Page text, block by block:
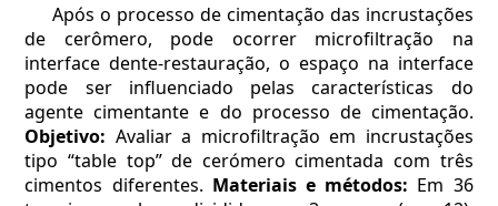
Após o processo de cimentação das incrustações
de cerômero, pode ocorrer microfiltração na
interface dente-restauração, o espaço na interface
pode ser influenciado pelas características do
agente cimentante e do processo de cimentação.
Objetivo: Avaliar a microfiltração em incrustações
tipo “table top” de cerómero cimentada com três
cimentos diferentes. Materiais e métodos: Em 36